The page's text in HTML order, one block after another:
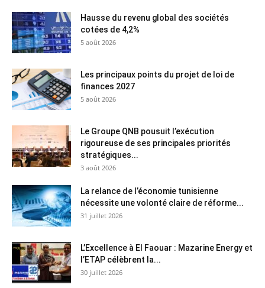
Hausse du revenu global des sociétés
cotées de 4,2%
5 août 2026
Les principaux points du projet de loi de
finances 2027
5 août 2026
Le Groupe QNB pousuit l’exécution
rigoureuse de ses principales priorités
stratégiques...
3 août 2026
La relance de l’économie tunisienne
nécessite une volonté claire de réforme...
31 juillet 2026
L’Excellence à El Faouar : Mazarine Energy et
l’ETAP célèbrent la...
30 juillet 2026